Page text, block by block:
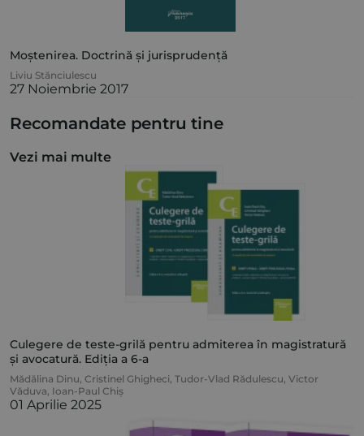
Moștenirea. Doctrină și jurisprudență
Liviu Stănciulescu
27 Noiembrie 2017
Recomandate pentru tine
Vezi mai multe
Culegere de teste-grilă pentru admiterea în magistratură
și avocatură. Ediția a 6-a
Mădălina Dinu, Cristinel Ghigheci, Tudor-Vlad Rădulescu, Victor
Văduva, Ioan-Paul Chiș
01 Aprilie 2025